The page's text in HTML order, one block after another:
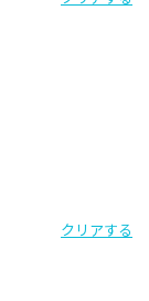
クリアする